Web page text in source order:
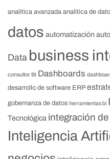
analítica avanzada analítica de
datos automatización
Data business
consultor BI Dashboards
desarrollo de software ERP
gobernanza de datos herramientas bi
Tecnológica integración
Inteligencia